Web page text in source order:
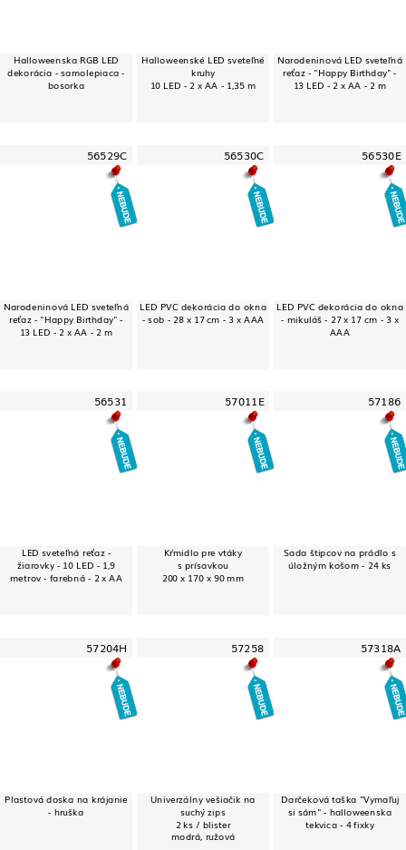
Halloweenska RGB LED
dekorácia - samolepiaca -
bosorka
Halloweenské LED sveteľné
kruhy
10 LED - 2 x AA - 1,35 m
Narodeninová LED sveteľná
reťaz - "Happy Birthday" -
13 LED - 2 x AA - 2 m
56529C
Narodeninová LED sveteľná
reťaz - "Happy Birthday" -
13 LED - 2 x AA - 2 m
56530C
LED PVC dekorácia do okna
- sob - 28 x 17 cm - 3 x AAA
56530E
LED PVC dekorácia do okna
- mikuláš - 27 x 17 cm - 3 x
AAA
56531
LED sveteľná reťaz -
žiarovky - 10 LED - 1,9
metrov - farebná - 2 x AA
57011E
Kŕmidlo pre vtáky
s prísavkou
200 x 170 x 90 mm
57186
Sada štipcov na prádlo s
úložným košom - 24 ks
57204H
Plastová doska na krájanie
- hruška
57258
Univerzálny vešiačik na
suchý zips
2 ks / blister
modrá, ružová
57318A
Darčeková taška "Vymaľuj
si sám" - halloweenska
tekvica - 4 fixky